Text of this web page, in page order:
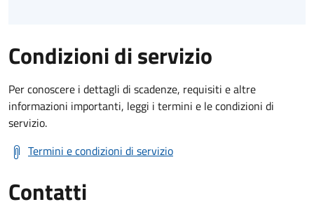
Condizioni di servizio
Per conoscere i dettagli di scadenze, requisiti e altre
informazioni importanti, leggi i termini e le condizioni di
servizio.
Termini e condizioni di servizio
Contatti